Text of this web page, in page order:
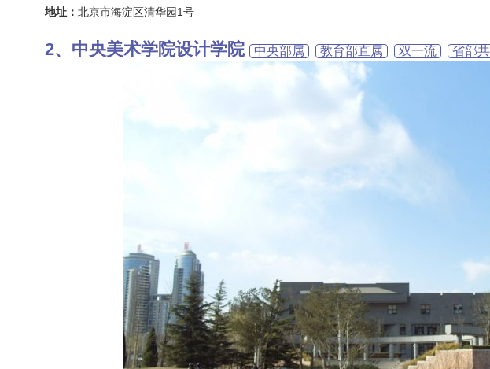
地址： 北京市海淀区清华园1号
中央美术学院设计学院 中央部属 教育部直属 双一流 省部